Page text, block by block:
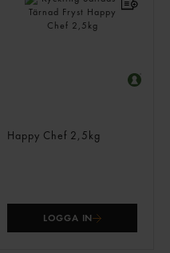
Happy Chef 2,5kg
LOGGA IN